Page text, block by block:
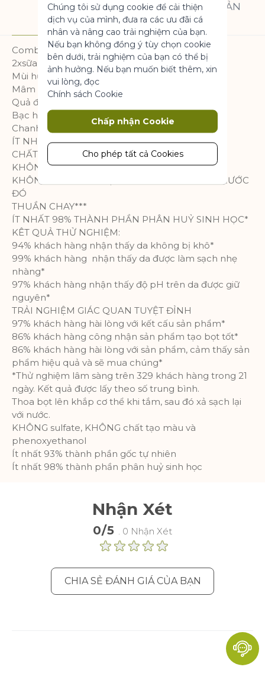
MÔ TẢ
THÀNH PHẦN SẢN
PHẨM
Combo bao gồm:
2xsữa tắm dạng gel hương mâm xôi đỏ 400ml
Mùi hương:
Mâm xôi đỏ
Quả đỏ
Bạc hà
Chanh
ÍT NHẤT 93% THÀNH PHẦN TỰ NHIÊN*
CHẤT LÀM SẠCH GỐC THỰC VẬT
KHÔNG SULFATE**
KHÔNG CÒN CHẤT TẠO MÀU SO VỚI DÒNG TRƯỚC
ĐÓ
THUẦN CHAY***
ÍT NHẤT 98% THÀNH PHẦN PHÂN HUỶ SINH HỌC*
KÊT QUẢ THỬ NGHIỆM:
94% khách hàng nhận thấy da không bị khô*
99% khách hàng nhận thấy da được làm sạch nhẹ
nhàng*
97% khách hàng nhận thấy độ pH trên da được giữ
nguyên*
TRẢI NGHIỆM GIÁC QUAN TUYỆT ĐỈNH
97% khách hàng hài lòng với kết cấu sản phẩm*
86% khách hàng công nhận sản phẩm tạo bọt tốt*
86% khách hàng hài lòng với sản phẩm, cảm thấy sản
phẩm hiệu quả và sẽ mua chúng*
*Thử nghiệm lâm sàng trên 329 khách hàng trong 21
ngày. Kết quả được lấy theo số trung bình.
Thoa bọt lên khắp cơ thể khi tắm, sau đó xả sạch lại
với nước.
KHÔNG sulfate, KHÔNG chất tạo màu và
phenoxyethanol
Ít nhất 93% thành phần gốc tự nhiên
Ít nhất 98% thành phần phân huỷ sinh học
Nhận Xét
0/5 . 0 Nhận Xét
CHIA SẺ ĐÁNH GIÁ CỦA BẠN
thể hoạt động bình thường. Chúng
giúp làm cho một trang web có thể sử
dụng được bằng cách kích hoạt chức
năng cơ bản.
Thông số sản phẩm
Cookie tiếp thị được sử dụng để theo
dõi và thu thập các hành động của
khách truy cập trên trang web. Cookie
lưu trữ dữ liệu người dùng và thông tin
đối tượng hơn. Ngoài ra, trải nghiệm
người dùng tùy chỉnh hơn có thể
được cung cấp theo thông tin thu
thập được.
Thông số sản phẩm
Một bộ cookie để thu thập thông tin
và báo cáo về số liệu thống kê sử
dụng trang web mà không nhận dạng
cá nhân từng khách truy cập vào
Google.
Thông số sản phẩm
Chúng tôi sử dụng cookie để cải thiện
dịch vụ của mình, đưa ra các ưu đãi cá
nhân và nâng cao trải nghiệm của bạn.
Nếu bạn không đồng ý tùy chọn cookie
bên dưới, trải nghiệm của bạn có thể bị
ảnh hưởng. Nếu bạn muốn biết thêm, xin
vui lòng, đọc
Chính sách Cookie
Chấp nhận Cookie
Cho phép tất cả Cookies